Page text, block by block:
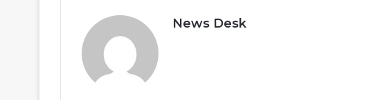
News Desk